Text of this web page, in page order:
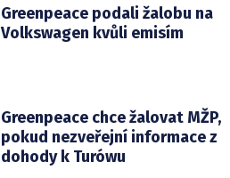
Greenpeace podali žalobu na
Volkswagen kvůli emisím
Greenpeace chce žalovat MŽP,
pokud nezveřejní informace z
dohody k Turówu